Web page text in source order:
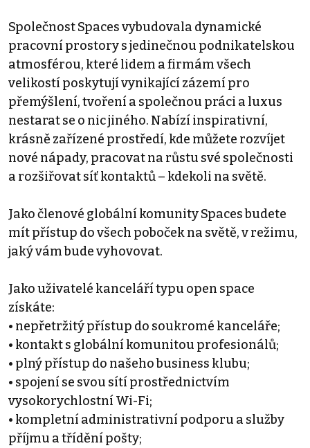
Společnost Spaces vybudovala dynamické
pracovní prostory s jedinečnou podnikatelskou
atmosférou, které lidem a firmám všech
velikostí poskytují vynikající zázemí pro
přemýšlení, tvoření a společnou práci a luxus
nestarat se o nic jiného. Nabízí inspirativní,
krásně zařízené prostředí, kde můžete rozvíjet
nové nápady, pracovat na růstu své společnosti
a rozšiřovat síť kontaktů – kdekoli na světě.
Jako členové globální komunity Spaces budete
mít přístup do všech poboček na světě, v režimu,
jaký vám bude vyhovovat.
Jako uživatelé kanceláří typu open space
získáte:
• nepřetržitý přístup do soukromé kanceláře;
• kontakt s globální komunitou profesionálů;
• plný přístup do našeho business klubu;
• spojení se svou sítí prostřednictvím
vysokorychlostní Wi-Fi;
• kompletní administrativní podporu a služby
příjmu a třídění pošty;